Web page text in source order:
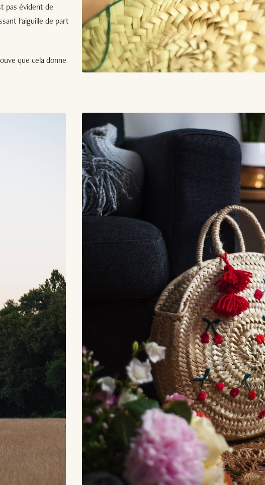
pas évident de
l'aiguille de part
que cela donne